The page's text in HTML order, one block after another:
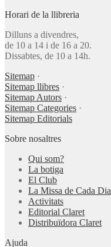
Horari de la llibreria
Dilluns a divendres,
de 10 a 14 i de 16 a 20.
Dissabtes, de 10 a 14h.
Sitemap ·
Sitemap llibres ·
Sitemap Autors ·
Sitemap Categories ·
Sitemap Editorials
Sobre nosaltres
Qui som?
La botiga
El Club
La Missa de Cada Dia
Activitats
Editorial Claret
Distribuïdora Claret
Ajuda